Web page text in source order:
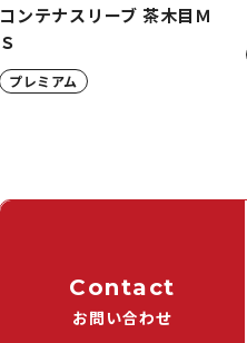
コンテナスリーブ 茶木目Ｍ
Ｓ
プレミアム
Contact
お問い合わせ